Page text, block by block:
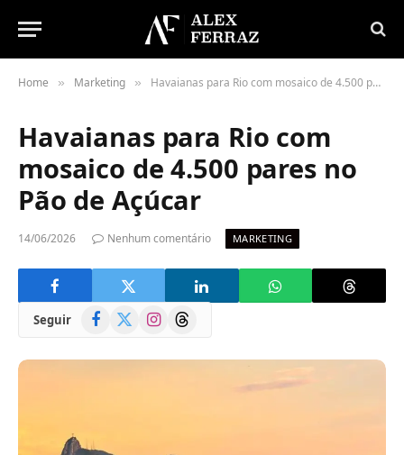
Home » Marketing » Havaianas para Rio com mosaico de 4.500 pares no Pão de Açúcar
Havaianas para Rio com
mosaico de 4.500 pares no
Pão de Açúcar
14/06/2026 Nenhum comentário MARKETING
Seguir Facebook
(Twitter)
InstagramThreads